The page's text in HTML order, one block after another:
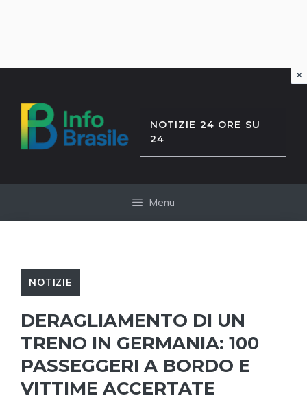
contenuto
NOTIZIE 24 ORE SU
24
Menu
NOTIZIE
DERAGLIAMENTO DI UN
TRENO IN GERMANIA: 100
PASSEGGERI A BORDO E
VITTIME ACCERTATE
×